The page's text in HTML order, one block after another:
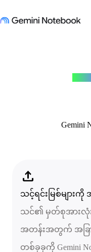
Gemini
upload
သင့်ရင်းမြစ်များ
သင်၏ မှတ်စုအားလုံး
အတန်းအတွက် အခြ
တစ်ခုခုကို Gemini